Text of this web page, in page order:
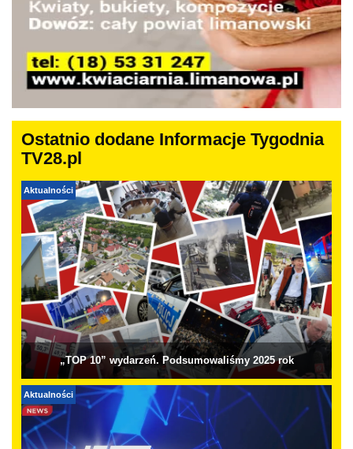
Ostatnio dodane Informacje Tygodnia
TV28.pl
Aktualności
„TOP 10” wydarzeń. Podsumowaliśmy 2025 rok
Aktualności